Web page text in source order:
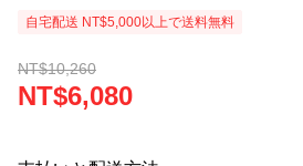
自宅配送 NT$5,000以上で送料無料
NT$10,260
NT$6,080